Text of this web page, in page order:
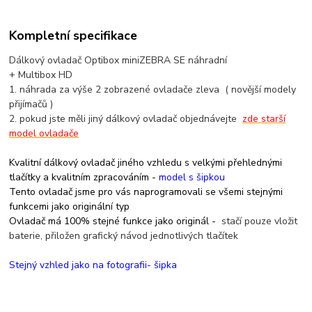
Kompletní specifikace
Dálkový ovladač Optibox miniZEBRA SE náhradní
+ Multibox HD
1. náhrada za výše 2 zobrazené ovladače zleva ( novější modely
přijímačů )
2. pokud jste měli jiný dálkový ovladač objednávejte zde starší
model ovladače
Kvalitní dálkový ovladač jiného vzhledu s velkými přehlednými
tlačítky a kvalitním zpracováním -model s šipkou
Tento ovladač jsme pro vás naprogramovali se všemi stejnými
funkcemi jako originální typ
Ovladač má 100% stejné funkce jako originál - stačí pouze vložit
baterie, přiložen grafický návod jednotlivých tlačítek
Stejný vzhled jako na fotografii- šipka